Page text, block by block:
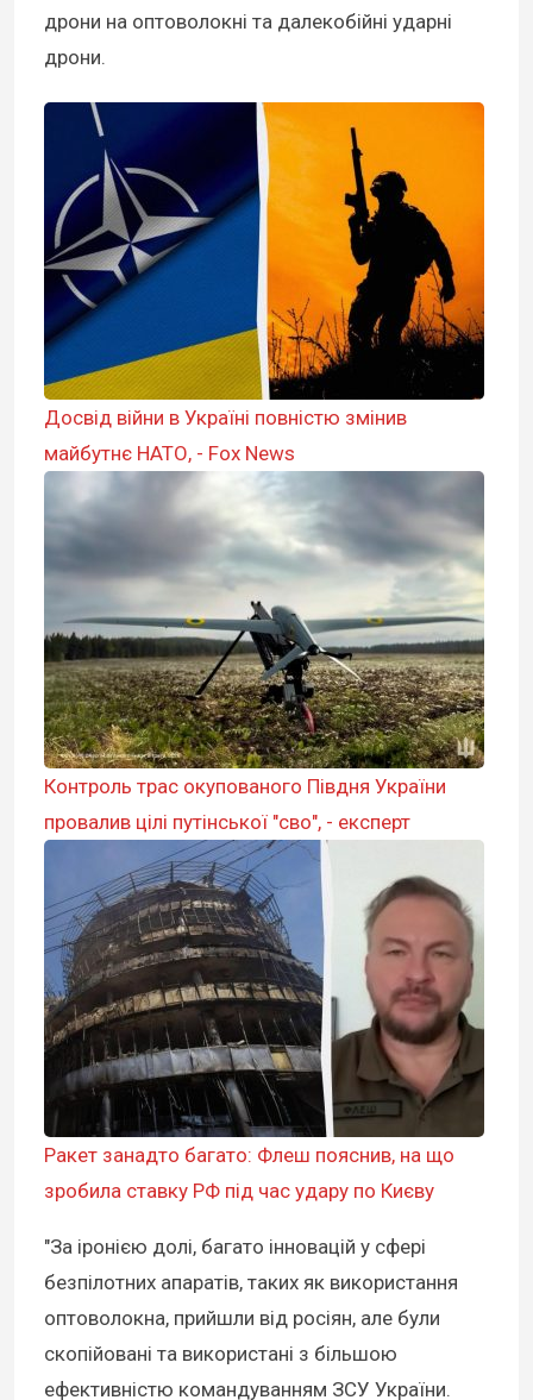
дрони на оптоволокні та далекобійні ударні
дрони.
Досвід війни в Україні повністю змінив
майбутнє НАТО, - Fox News
Контроль трас окупованого Півдня України
провалив цілі путінської "сво", - експерт
Ракет занадто багато: Флеш пояснив, на що
зробила ставку РФ під час удару по Києву
"За іронією долі, багато інновацій у сфері
безпілотних апаратів, таких як використання
оптоволокна, прийшли від росіян, але були
скопійовані та використані з більшою
ефективністю командуванням ЗСУ України.